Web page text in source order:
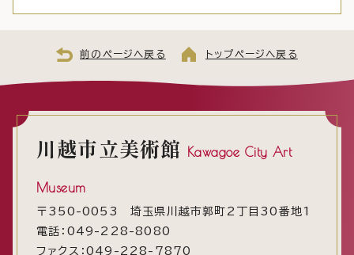
前のページへ戻る トップページへ戻る
川越市立美術館 Kawagoe City Art
Museum
〒350-0053 埼玉県川越市郭町2丁目30番地1
電話：049-228-8080
ファクス：049-228-7870